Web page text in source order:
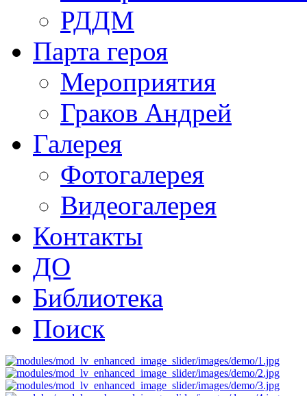
РДДМ
Парта героя
Мероприятия
Граков Андрей
Галерея
Фотогалерея
Видеогалерея
Контакты
ДО
Библиотека
Поиск